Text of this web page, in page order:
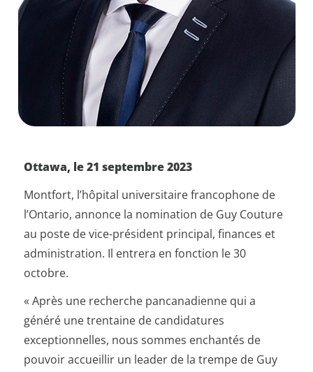
Ottawa, le 21 septembre 2023
Montfort, l’hôpital universitaire francophone de
l’Ontario, annonce la nomination de Guy Couture
au poste de vice-président principal, finances et
administration. Il entrera en fonction le 30
octobre.
« Après une recherche pancanadienne qui a
généré une trentaine de candidatures
exceptionnelles, nous sommes enchantés de
pouvoir accueillir un leader de la trempe de Guy